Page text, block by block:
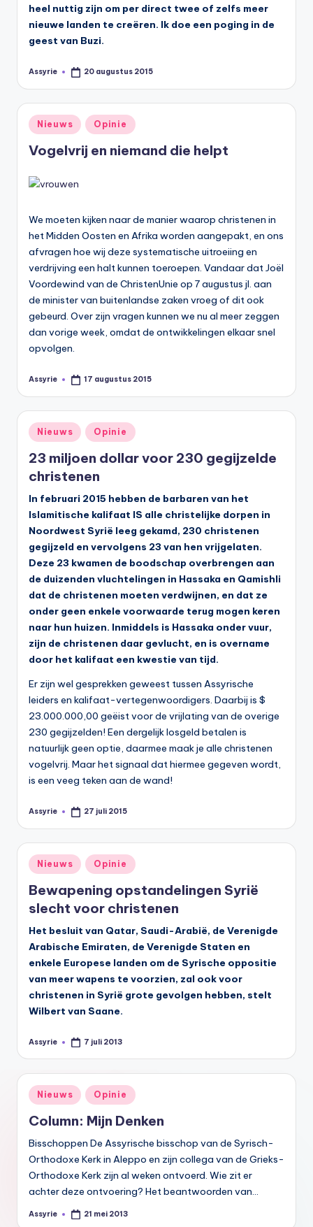
heel nuttig zijn om per direct twee of zelfs meer
nieuwe landen te creëren. Ik doe een poging in de
geest van Buzi.
Geplaatst
Assyrie 20 augustus 2015
Geplaatst
in
Nieuws Opinie
Vogelvrij en niemand die helpt
We moeten kijken naar de manier waarop christenen in
het Midden Oosten en Afrika worden aangepakt, en ons
afvragen hoe wij deze systematische uitroeiing en
verdrijving een halt kunnen toeroepen. Vandaar dat Joël
Voordewind van de ChristenUnie op 7 augustus jl. aan
de minister van buitenlandse zaken vroeg of dit ook
gebeurd. Over zijn vragen kunnen we nu al meer zeggen
dan vorige week, omdat de ontwikkelingen elkaar snel
opvolgen.
Geplaatst
Assyrie 17 augustus 2015
Geplaatst
in
Nieuws Opinie
23 miljoen dollar voor 230 gegijzelde
christenen
In februari 2015 hebben de barbaren van het
Islamitische kalifaat IS alle christelijke dorpen in
Noordwest Syrië leeg gekamd, 230 christenen
gegijzeld en vervolgens 23 van hen vrijgelaten.
Deze 23 kwamen de boodschap overbrengen aan
de duizenden vluchtelingen in Hassaka en Qamishli
dat de christenen moeten verdwijnen, en dat ze
onder geen enkele voorwaarde terug mogen keren
naar hun huizen. Inmiddels is Hassaka onder vuur,
zijn de christenen daar gevlucht, en is overname
door het kalifaat een kwestie van tijd.
Er zijn wel gesprekken geweest tussen Assyrische
leiders en kalifaat-vertegenwoordigers. Daarbij is $
23.000.000,00 geëist voor de vrijlating van de overige
230 gegijzelden! Een dergelijk losgeld betalen is
natuurlijk geen optie, daarmee maak je alle christenen
vogelvrij. Maar het signaal dat hiermee gegeven wordt,
is een veeg teken aan de wand!
Geplaatst
Assyrie 27 juli 2015
Geplaatst
in
Nieuws Opinie
Bewapening opstandelingen Syrië
slecht voor christenen
Het besluit van Qatar, Saudi-Arabië, de Verenigde
Arabische Emiraten, de Verenigde Staten en
enkele Europese landen om de Syrische oppositie
van meer wapens te voorzien, zal ook voor
christenen in Syrië grote gevolgen hebben, stelt
Wilbert van Saane.
Geplaatst
Assyrie 7 juli 2013
Geplaatst
in
Nieuws Opinie
Column: Mijn Denken
Bisschoppen De Assyrische bisschop van de Syrisch-
Orthodoxe Kerk in Aleppo en zijn collega van de Grieks-
Orthodoxe Kerk zijn al weken ontvoerd. Wie zit er
achter deze ontvoering? Het beantwoorden van…
Geplaatst
Assyrie 21 mei 2013